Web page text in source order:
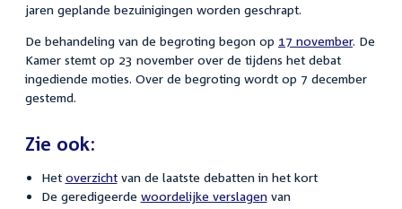
jaren geplande bezuinigingen worden geschrapt.
De behandeling van de begroting begon op 17 november. De
Kamer stemt op 23 november over de tijdens het debat
ingediende moties. Over de begroting wordt op 7 december
gestemd.
Zie ook:
Het overzichtvan de laatste debatten in het kort
De geredigeerde woordelijke verslagenvan